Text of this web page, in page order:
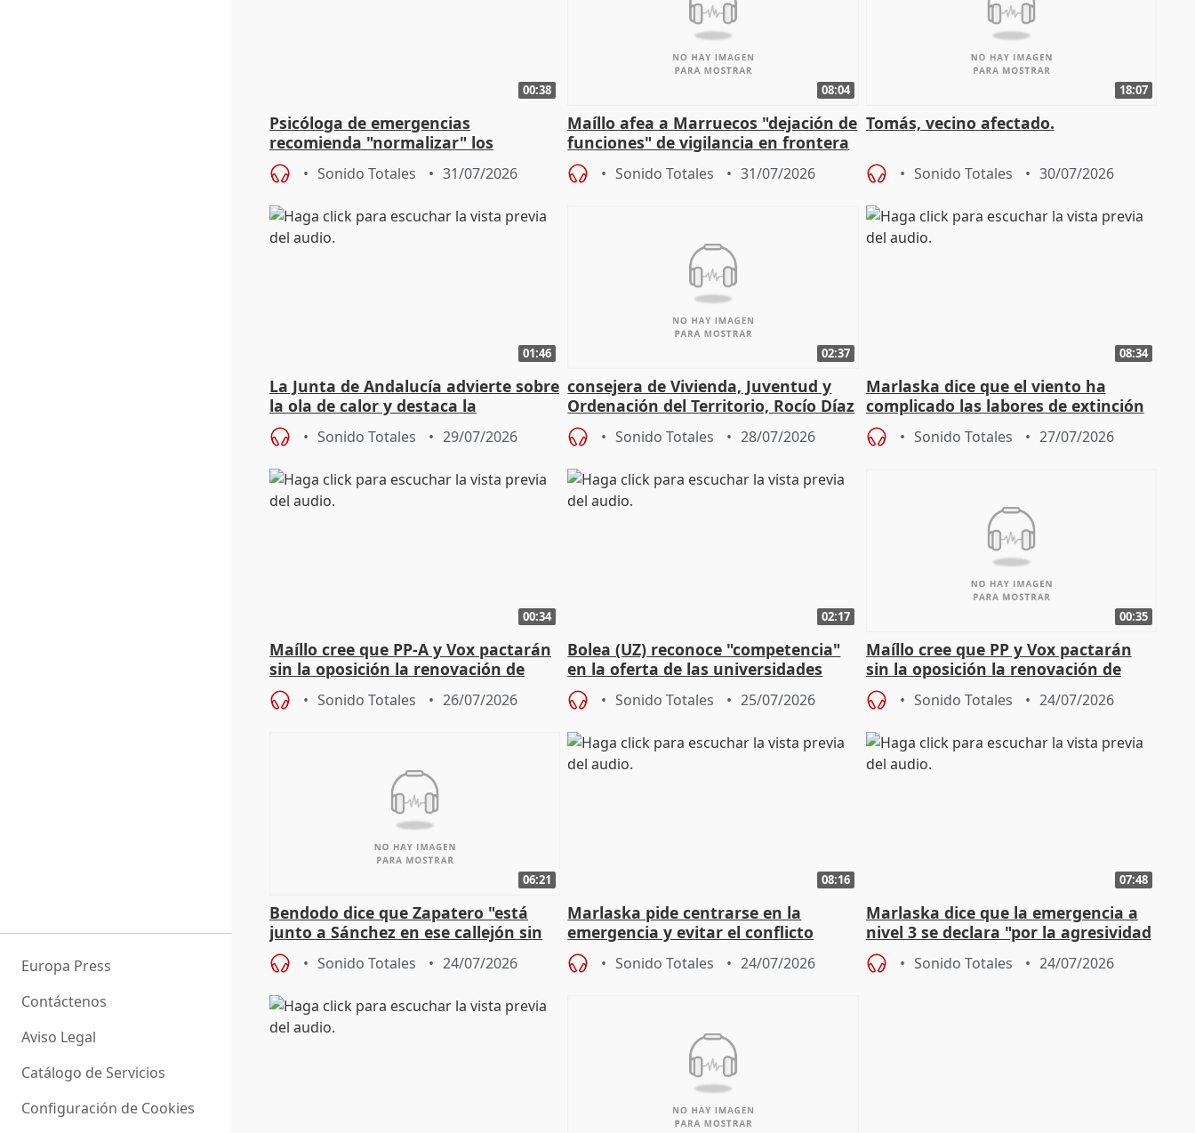
Europa Press
Contáctenos
Aviso Legal
Catálogo de Servicios
Configuración de Cookies
00:38
Psicóloga de emergencias
recomienda "normalizar" los
síntomas tras sufrir un incendio
Sonido Totales 31/07/2026
08:04
Maíllo afea a Marruecos "dejación de
funciones" de vigilancia en frontera
con Ceuta
Sonido Totales 31/07/2026
18:07
Tomás, vecino afectado.
Sonido Totales 30/07/2026
01:46
La Junta de Andalucía advierte sobre
la ola de calor y destaca la
importancia de la prevención
Sonido Totales 29/07/2026
02:37
consejera de Vivienda, Juventud y
Ordenación del Territorio, Rocío Díaz
Sonido Totales 28/07/2026
08:34
Marlaska dice que el viento ha
complicado las labores de extinción
durante la madrugada
Sonido Totales 27/07/2026
00:34
Maíllo cree que PP-A y Vox pactarán
sin la oposición la renovación de
órganos como el Defensor
Sonido Totales 26/07/2026
02:17
Bolea (UZ) reconoce "competencia"
en la oferta de las universidades
privadas
Sonido Totales 25/07/2026
00:35
Maíllo cree que PP y Vox pactarán
sin la oposición la renovación de
órganos como el Defensor
Sonido Totales 24/07/2026
06:21
Bendodo dice que Zapatero "está
junto a Sánchez en ese callejón sin
salida
Sonido Totales 24/07/2026
08:16
Marlaska pide centrarse en la
emergencia y evitar el conflicto
político
Sonido Totales 24/07/2026
07:48
Marlaska dice que la emergencia a
nivel 3 se declara "por la agresividad
de los incendios"
Sonido Totales 24/07/2026